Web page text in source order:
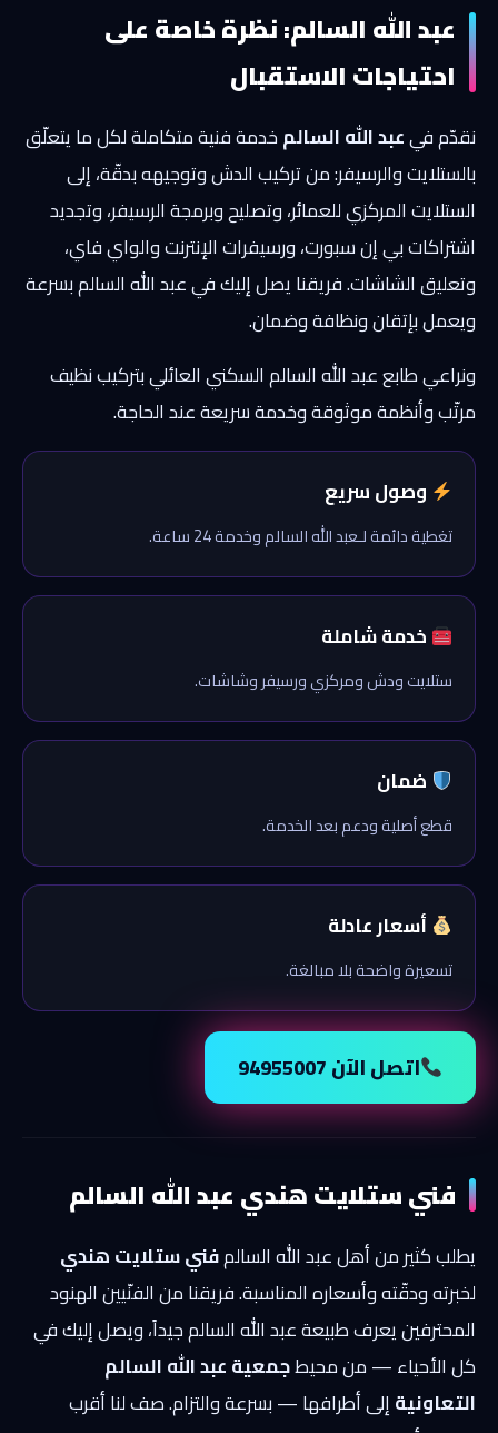
عبد الله السالم: نظرة خاصة على
احتياجات الاستقبال
نقدّم فيعبد الله السالمخدمة فنية متكاملة لكل ما يتعلّق
بالستلايت والرسيفر: من تركيب الدش وتوجيهه بدقّة، إلى
الستلايت المركزي للعمائر، وتصليح وبرمجة الرسيفر، وتجديد
اشتراكات بي إن سبورت، ورسيفرات الإنترنت والواي فاي،
وتعليق الشاشات. فريقنا يصل إليك في عبد الله السالم بسرعة
ويعمل بإتقان ونظافة وضمان.
ونراعي طابع عبد الله السالم السكني العائلي بتركيب نظيف
مرتّب وأنظمة موثوقة وخدمة سريعة عند الحاجة.
وصول سريع
تغطية دائمة لـعبد الله السالم وخدمة 24 ساعة.
خدمة شاملة
ستلايت ودش ومركزي ورسيفر وشاشات.
ضمان
قطع أصلية ودعم بعد الخدمة.
أسعار عادلة
تسعيرة واضحة بلا مبالغة.
اتصل الآن 94955007
فني ستلايت هندي عبد الله السالم
يطلب كثير من أهل عبد الله السالمفني ستلايت هندي
لخبرته ودقّته وأسعاره المناسبة. فريقنا من الفنّيين الهنود
المحترفين يعرف طبيعة عبد الله السالم جيداً، ويصل إليك في
كل الأحياء — من محيطجمعية عبد الله السالم
التعاونيةإلى أطرافها — بسرعة والتزام. صف لنا أقرب